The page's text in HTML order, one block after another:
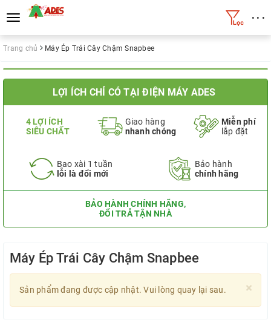
Toggle
navigation
• • •
Trang chủ Máy Ép Trái Cây Chậm Snapbee
LỢI ÍCH CHỈ CÓ TẠI ĐIỆN MÁY ADES
4 LỢI ÍCH
SIÊU CHẤT
Giao hàng
nhanh chóng
Miễn phí
lắp đặt
Bao xài 1 tuần
lỗi là đổi mới
Bảo hành
chính hãng
BẢO HÀNH CHÍNH HÃNG,
ĐỔI TRẢ TẬN NHÀ
Máy Ép Trái Cây Chậm Snapbee
×
Sản phẩm đang được cập nhật. Vui lòng quay lại sau.